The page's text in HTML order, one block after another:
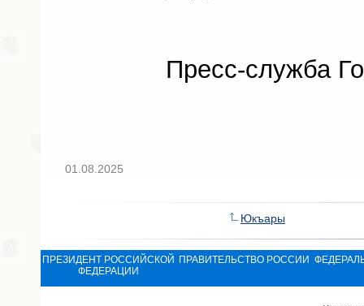
Пресс-служба
01.08.2025
Юкъары
ПРЕЗИДЕНТ РОССИЙСКОЙ
ФЕДЕРАЦИИ
ПРАВИТЕЛЬСТВО РОССИИ